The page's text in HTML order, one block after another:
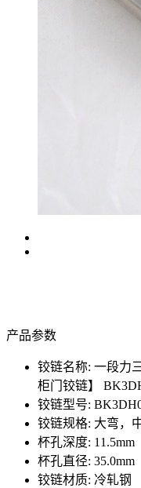
产品参数
铰链名称: 一段力
柜门铰链】
铰链型号:
铰链规格: 大弯，
杯孔深度: 11.5mm
杯孔直径: 35.0mm
铰链材质: 冷轧钢